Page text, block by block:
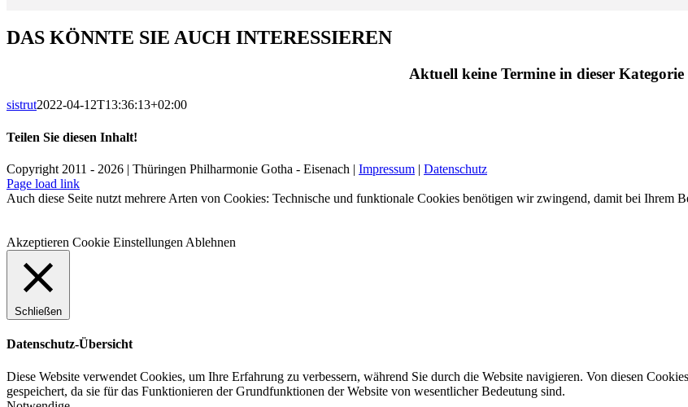
DAS KÖNNTE SIE AUCH INTERESSIEREN
Aktuell keine Termine in dieser Kategorie
sistrut2022-04-12T13:36:13+02:00
Teilen Sie diesen Inhalt!
Facebook
X
LinkedIn
E-
Mail
Copyright 2011 - 2026 | Thüringen Philharmonie Gotha - Eisenach | Impressum | Datenschutz
Facebook
Instagram
WhatsApp
YouTube
E-
Mail
Telefon
Page load link
Auch diese Seite nutzt mehrere Arten von Cookies: Technische und funktionale Cookies benötigen wir zwingend, damit bei Ihrem
Akzeptieren Cookie Einstellungen Ablehnen
Schließen
Datenschutz-Übersicht
Diese Website verwendet Cookies, um Ihre Erfahrung zu verbessern, während Sie durch die Website navigieren. Von diesen
gespeichert, da sie für das Funktionieren der Grundfunktionen der Website von wesentlicher Bedeutung sind.